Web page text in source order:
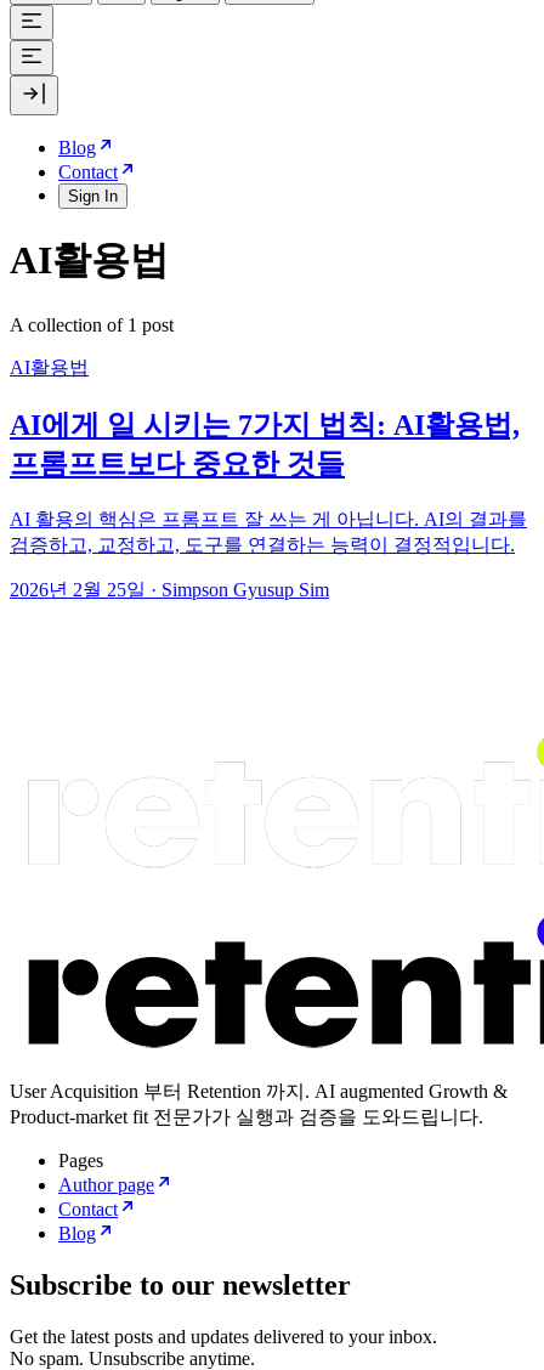
Blog
Contact
Sign In
AI활용법
A collection of 1 post
AI활용법
AI에게 일 시키는 7가지 법칙: AI활용법,
프롬프트보다 중요한 것들
AI 활용의 핵심은 프롬프트 잘 쓰는 게 아닙니다. AI의 결과를
검증하고, 교정하고, 도구를 연결하는 능력이 결정적입니다.
2026년 2월 25일 · Simpson Gyusup Sim
User Acquisition 부터 Retention 까지. AI augmented Growth &
Product-market fit 전문가가 실행과 검증을 도와드립니다.
Pages
Author page
Contact
Blog
Subscribe to our newsletter
Get the latest posts and updates delivered to your inbox.
No spam. Unsubscribe anytime.